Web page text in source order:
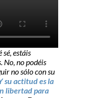
sé, estáis
No, no podéis
no sólo con su
su actitud es la
libertad para